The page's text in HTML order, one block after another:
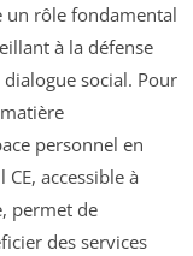
un rôle fondamental
à la défense
social. Pour
personnel en
accessible à
permet de
des services